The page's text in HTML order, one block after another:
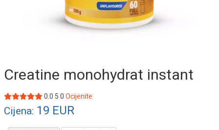
Creatine monohydrat instant
0.0 5 0 Ocijenite
Cijena: 19 EUR